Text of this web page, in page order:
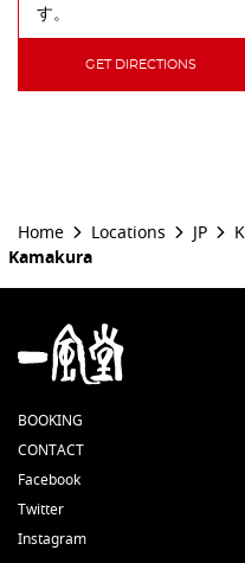
す。
GET DIRECTIONS
Home Locations JP
Kamakura
BOOKING
CONTACT
Facebook
Twitter
Instagram